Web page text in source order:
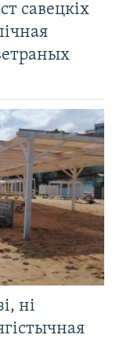
савецкіх
ні